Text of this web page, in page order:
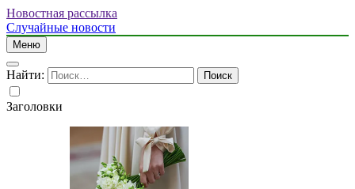
Новостная рассылка
Случайные новости
Меню
Найти:
Заголовки